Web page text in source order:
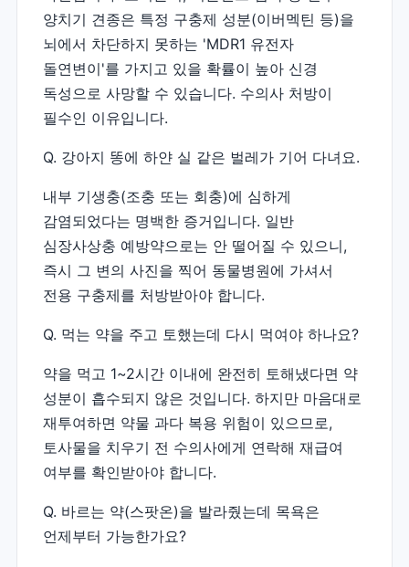
양치기 견종은 특정 구충제 성분(이버멕틴 등)을
뇌에서 차단하지 못하는 'MDR1 유전자
돌연변이'를 가지고 있을 확률이 높아 신경
독성으로 사망할 수 있습니다. 수의사 처방이
필수인 이유입니다.
Q. 강아지 똥에 하얀 실 같은 벌레가 기어 다녀요.
내부 기생충(조충 또는 회충)에 심하게
감염되었다는 명백한 증거입니다. 일반
심장사상충 예방약으로는 안 떨어질 수 있으니,
즉시 그 변의 사진을 찍어 동물병원에 가셔서
전용 구충제를 처방받아야 합니다.
Q. 먹는 약을 주고 토했는데 다시 먹여야 하나요?
약을 먹고 1~2시간 이내에 완전히 토해냈다면 약
성분이 흡수되지 않은 것입니다. 하지만 마음대로
재투여하면 약물 과다 복용 위험이 있으므로,
토사물을 치우기 전 수의사에게 연락해 재급여
여부를 확인받아야 합니다.
Q. 바르는 약(스팟온)을 발라줬는데 목욕은
언제부터 가능한가요?